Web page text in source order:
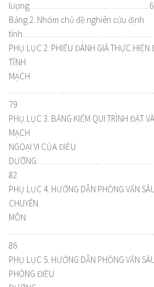
lượng………………………………………..
Bảng 2. Nhóm chủ đề nghiên cứu định
tính……………………………………………
PHỤ LỤC 2. PHIẾU ĐÁNH GIÁ THỰC HIỆN
TĨNH
MẠCH
79
PHỤ LỤC 3. BẢNG KIỂM QUI TRÌNH ĐẶT
MẠCH
NGOẠI VI CỦA ĐIỀU
82
PHỤ LỤC 4. HƯỚNG DẪN PHỎNG VẤN
CHUYÊN
MÔN
86
PHỤ LỤC 5. HƯỚNG DẪN PHỎNG VẤN
PHÒNG ĐIỀU